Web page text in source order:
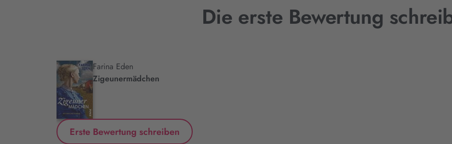
Die erste Bewertung
Farina Eden
Zigeunermädchen
Erste Bewertung schreiben